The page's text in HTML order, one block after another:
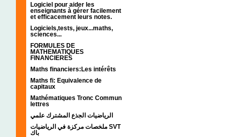
Logiciel pour aider les
enseignants à gérer facilement
et efficacement leurs notes.
Logiciels,tests, jeux...maths,
sciences...
FORMULES DE
MATHEMATIQUES
FINANCIERES
Maths financiers:Les intérêts
Maths fi: Equivalence de
capitaux
Mathématiques Tronc Commun
lettres
الرياضيات الجذع المشترك علمي
ملخصات مركزة في الرياضيات SVT
باك